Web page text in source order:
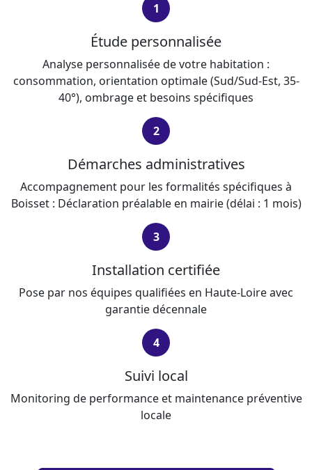
1
Étude personnalisée
Analyse personnalisée de votre habitation :
consommation, orientation optimale (Sud/Sud-Est, 35-
40°), ombrage et besoins spécifiques
2
Démarches administratives
Accompagnement pour les formalités spécifiques à
Boisset : Déclaration préalable en mairie (délai : 1 mois)
3
Installation certifiée
Pose par nos équipes qualifiées en Haute-Loire avec
garantie décennale
4
Suivi local
Monitoring de performance et maintenance préventive
locale